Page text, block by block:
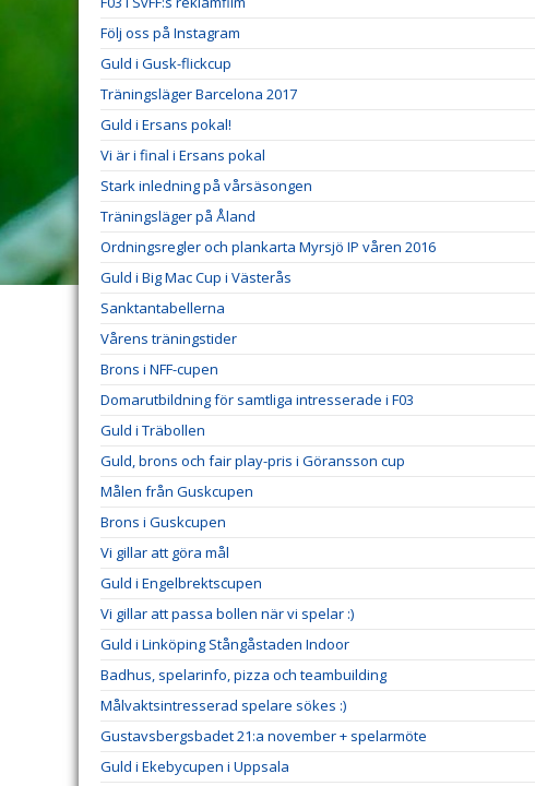
Följ oss på Instagram
Guld i Gusk-flickcup
Träningsläger Barcelona 2017
Guld i Ersans pokal!
Vi är i final i Ersans pokal
Stark inledning på vårsäsongen
Träningsläger på Åland
Ordningsregler och plankarta Myrsjö IP våren 2016
Guld i Big Mac Cup i Västerås
Sanktantabellerna
Vårens träningstider
Brons i NFF-cupen
Domarutbildning för samtliga intresserade i F03
Guld i Träbollen
Guld, brons och fair play-pris i Göransson cup
Målen från Guskcupen
Brons i Guskcupen
Vi gillar att göra mål
Guld i Engelbrektscupen
Vi gillar att passa bollen när vi spelar :)
Guld i Linköping Stångåstaden Indoor
Badhus, spelarinfo, pizza och teambuilding
Målvaktsintresserad spelare sökes :)
Gustavsbergsbadet 21:a november + spelarmöte
Guld i Ekebycupen i Uppsala